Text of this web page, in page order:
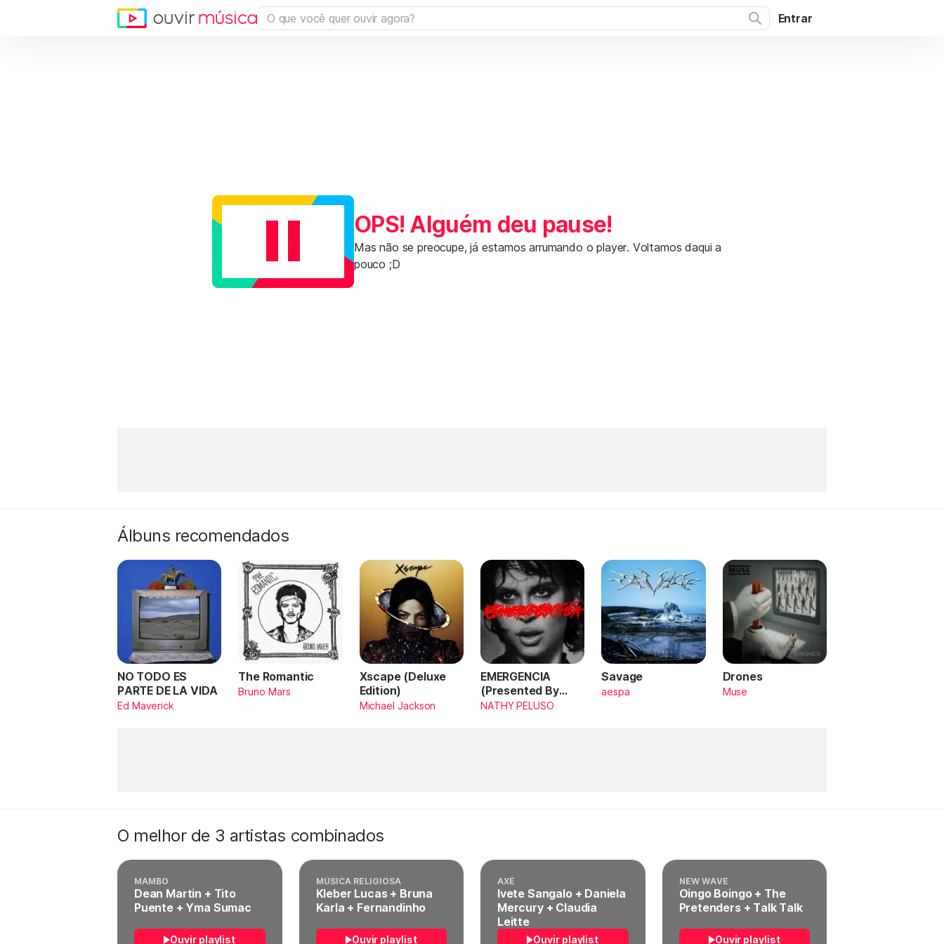
Entrar
OPS! Alguém deu pause!
Mas não se preocupe, já estamos arrumando o player. Voltamos daqui a
pouco ;D
Álbuns recomendados
NO TODO ES
PARTE DE LA VIDA
Ed Maverick
The Romantic
Bruno Mars
Xscape (Deluxe
Edition)
Michael Jackson
EMERGENCIA
(Presented By
PlayStation,
NATHY PELUSO
Savage
aespa
Drones
Muse
O melhor de 3 artistas combinados
MAMBO
Dean Martin + Tito
Puente + Yma Sumac
Ouvir playlist
MÚSICA RELIGIOSA
Kleber Lucas + Bruna
Karla + Fernandinho
Ouvir playlist
AXÉ
Ivete Sangalo + Daniela
Mercury + Claudia
Leitte
Ouvir playlist
NEW WAVE
Oingo Boingo + The
Pretenders + Talk Talk
Ouvir playlist